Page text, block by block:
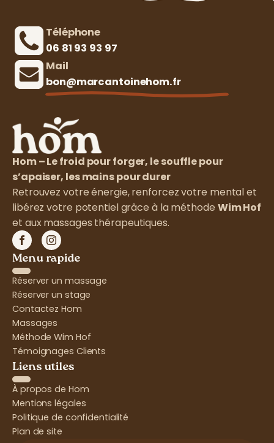
Téléphone
06 81 93 93 97‬
Mail
bon@marcantoinehom.fr
Hom – Le froid pour forger, le souffle pour
s’apaiser, les mains pour durer
Retrouvez votre énergie, renforcez votre mental et
libérez votre potentiel grâce à la méthode Wim Hof
et aux massages thérapeutiques.
Menu rapide
Réserver un massage
Réserver un stage
Contactez Hom
Massages
Méthode Wim Hof
Témoignages Clients
Liens utiles
À propos de Hom
Mentions légales
Politique de confidentialité
Plan de site